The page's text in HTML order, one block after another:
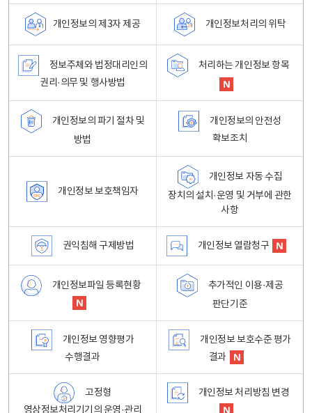
개인정보의 제3자 제공 개인정보처리의 위탁
정보주체와 법정대리인의
권리·의무 및 행사방법
처리하는 개인정보 항목
개인정보의 파기 절차 및
방법
개인정보의 안전성
확보조치
개인정보 보호책임자
개인정보 자동 수집
장치의 설치·운영 및 거부에 관한
사항
권익침해 구제방법 개인정보 열람청구
개인정보파일 등록현황
추가적인 이용·제공
판단기준
개인정보 영향평가
수행결과
개인정보 보호수준 평가
결과
고정형
영상정보처리기기의 운영·관리
개인정보 처리방침 변경